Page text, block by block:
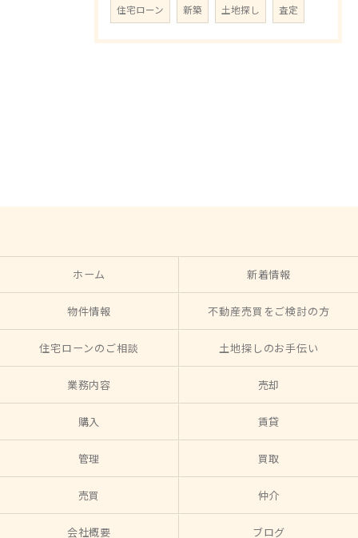
住宅ローン 新築 土地探し 査定
ホーム 新着情報
物件情報 不動産売買をご検討の方
住宅ローンのご相談 土地探しのお手伝い
業務内容 売却
購入 賃貸
管理 買取
売買 仲介
会社概要 ブログ